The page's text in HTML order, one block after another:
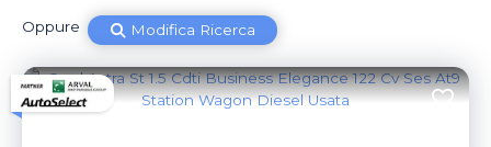
Oppure Modifica Ricerca